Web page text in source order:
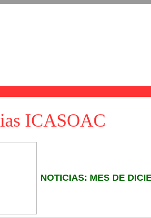
ICASOAC
NOTICIAS: MES DE